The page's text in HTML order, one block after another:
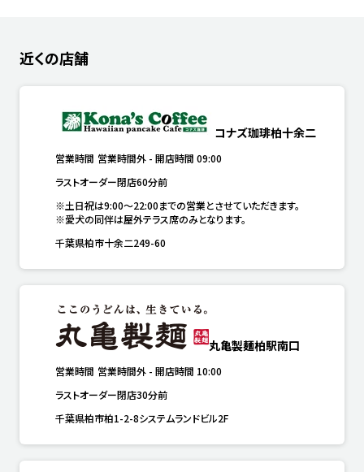
近くの店舗
コナズ珈琲柏十余二
営業時間 営業時間外 - 開店時間 09:00
ラストオーダー閉店60分前
※土日祝は9:00～22:00までの営業とさせていただきます。
※愛犬の同伴は屋外テラス席のみとなります。
千葉県柏市十余二249-60
丸亀製麺柏駅南口
営業時間 営業時間外 - 開店時間 10:00
ラストオーダー閉店30分前
千葉県柏市柏1-2-8システムランドビル2F